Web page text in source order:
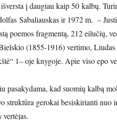
į daugiau kaip 50 kalbų.
Sabaliauskas ir 1972 m. –
poemos fragmentą, 212 eilučių,
(1855-1916) vertimo,
1– oje knygoje. Apie viso epo
pasakydama, kad suomių kalbą
struktūra gerokai besiskirianti nuo
vertėjas.